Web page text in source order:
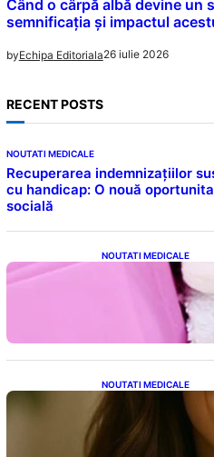
Când o cârpă albă devine un
semnificația și impactul
byEchipa Editoriala26 iulie 2026
RECENT POSTS
NOUTATI MEDICALE
Recuperarea indemnizațiilor
cu handicap: O nouă
socială
NOUTATI MEDICALE
Tampoanele
a riscurilor
NOUTATI MEDICALE
Ceaiul – Băutura
Descoperiri
consumului zilnic